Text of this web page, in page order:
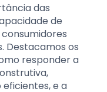
das
de
Destacamos os
responder a
e a